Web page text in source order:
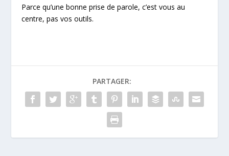
Parce qu’une bonne prise de parole, c’est vous au
centre, pas vos outils.
PARTAGER: